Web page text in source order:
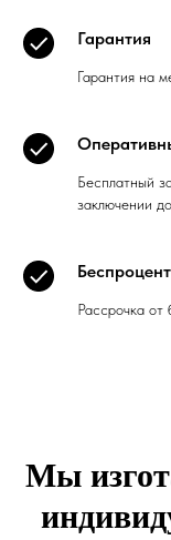
Гарантия
Гарантия на
Бесплатный
заключении
Рассрочка от
Мы